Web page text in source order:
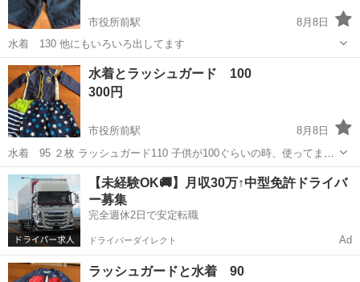
市役所前駅
8月8日
水着 130 他にもいろいろ出してます
愛媛 松山市 市役所前駅 キッズ用品
水着とラッシュガード 100
300円
市役所前駅
8月8日
水着 95 ２枚 ラッシュガード110 子供が100ぐらいの時、使ってまし
た。 他のいろいろ出してます
愛媛 松山市 市役所前駅 キッズ用品 ラッシュガード
【未経験OK🚚】月収30万↑中型免許ドライバ
ー募集
完全週休2日で安定転職
ドライバーダイレクト Ad
ラッシュガードと水着 90